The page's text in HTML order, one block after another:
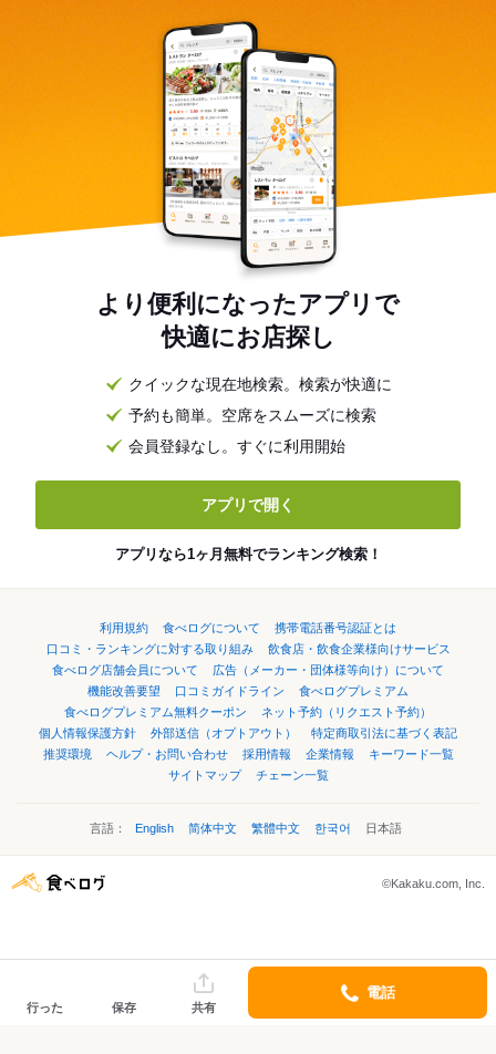
より便利になったアプリで
快適にお店探し
クイックな現在地検索。検索が快適に
予約も簡単。空席をスムーズに検索
会員登録なし。すぐに利用開始
アプリで開く
アプリなら1ヶ月無料でランキング検索！
利用規約 食べログについて
携帯電話番号認証とは
口コミ・ランキングに対する取り組み
飲食店・飲食企業様向けサービス
食べログ店舗会員について
広告（メーカー・団体様等向け）について
機能改善要望
口コミガイドライン
食べログプレミアム
食べログプレミアム無料クーポン
ネット予約（リクエスト予約）
個人情報保護方針
外部送信（オプトアウト）
特定商取引法に基づく表記
推奨環境
ヘルプ・お問い合わせ 採用情報 企業情報
キーワード一覧
サイトマップ
チェーン一覧
言語： English 简体中文 繁體中文 한국어 日本語
©Kakaku.com, Inc.
行った 保存 共有
電話